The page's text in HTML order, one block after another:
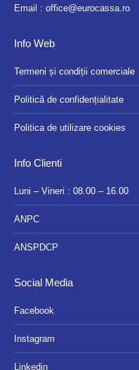
Email : office@eurocassa.ro
Info Web
Termeni și condiții comerciale
Politică de confidențialitate
Politica de utilizare cookies
Info Clienti
Luni – Vineri : 08.00 – 16.00
ANPC
ANSPDCP
Social Media
Facebook
Instagram
Linkedin